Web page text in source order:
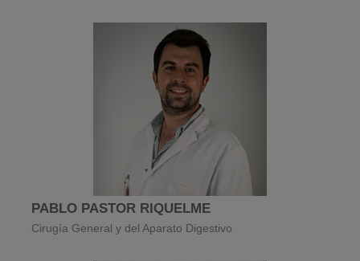
PABLO PASTOR RIQUELME
Cirugía General y del Aparato Digestivo